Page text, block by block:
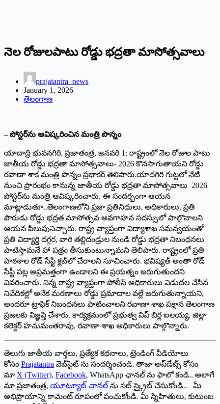
నెల రోజులపాటు రోడ్డు భద్రతా మాసోత్సవాలు
prajatantra_news
January 1, 2026
తెలంగాణ
– పోస్టర్‌ను ఆవిష్కరించిన మంత్రి పొన్నం
‌యాదాద్రి భువనగిరి, ప్రజాతంత్ర, జనవరి 1: రాష్ట్రంలో నెల రోజుల పాటు
జాతీయ రోడ్డు భద్రతా మాసోత్సవాలు- 2026 కొనసాగుతాయని రోడ్డు
రవాణా శాక మంత్రి పొన్నం ప్రభాకర్‌ ‌తెలిపారు.యాదగిరి గుట్టలో నేటి
నుంచి ప్రారంభం కానున్న జాతీయ రోడ్డు భద్రతా మాసోత్సవాలు 2026
పోస్టర్‌ను మంత్రి ఆవిష్కరించారు. ఈ సందర్భంగా ఆయన
మాట్లాడుతూ..తెలంగాణలోని ప్రజా ప్రతినిధులు, అధికారులు, ప్రతి
పౌరుడు రోడ్డు భద్రత మాసోత్సవ అవగాహన సదస్సులో పాల్గొనాలని
ఆయన పిలుపునిచ్చారు. రాష్ట్ర వ్యాప్తంగా విద్యాశాఖ సమన్వయంతో
ప్రతి విద్యార్థి దగ్గర, వారి తల్లిదండ్రుల నుండి రోడ్డు భద్రతా నిబంధనలు
పాటిస్తామనే హా పత్రం తీసుకుంటున్నామని తెలిపారు. రాష్ట్రంలో ప్రతి
పాఠశాల రోడ్‌ ‌సేప్టీ క్లబ్‌లో చేరాలని సూచించారు. భవిష్యత్‌ అం‌తా రోడ్‌
‌సేప్టీ పట్ల అప్రమత్తంగా ఉండాలని ఈ ప్రయత్నం జరుగుతుందని
వివరించారు. నిన్న రాష్ట్ర వ్యాప్తంగా పోలీస్‌ అధికారులు విడుదల చేసిన
నివేదికల్లో అనేక మరణాలు రోడ్డు ప్రమాదాల వల్లే జరుగుతున్నాయని,
అందరూ ట్రాఫిక్‌ ‌నిబంధనలు పాటించాలని రవాణా శాఖ పక్షాన తెలంగాణ
ప్రజలకు విజ్ఞప్తి చేశారు. కార్యక్రమంలో ప్రభుత్వ విప్‌ ‌బిర్ల ఐలయ్య, జిల్లా
కలెక్టర్‌ ‌హనుమంతరావు, రవాణా శాఖ అధికారులు పాల్గొన్నారు.
తెలుగు జాతీయ వార్తలు, ప్రత్యేక కథనాలు, ట్రెండింగ్ వీడియోలు
కోసం Prajatantra వెబ్‌సైట్ ను సందర్శించండి. తాజా అప్‌డేట్స్ కోసం
మా X (Twitter), Facebook, WhatsApp ఛానల్ ను ఫాలో కండి.. అలాగే
మా ప్రజాతంత్ర, యూట్యూబ్ చానల్ ను సబ్ స్క్రైబ్ చేసుకోండి.. మీ
అభిప్రాయాన్ని కామెంట్ రూపంలో పంచుకోండి. మీ స్నేహితులు, కుటుంబ